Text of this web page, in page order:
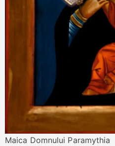
Maica Domnului Paramythia